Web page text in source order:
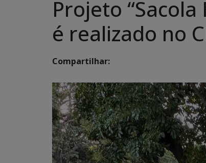
Projeto
é realizado no
Compartilhar: